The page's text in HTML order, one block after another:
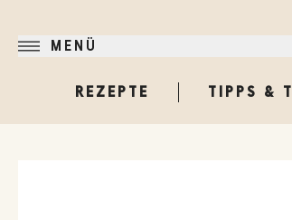
MENÜ
REZEPTE TIPPS &